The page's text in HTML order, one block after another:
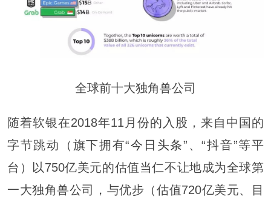
全球前十大独角兽公司
随着软银在2018年11月份的入股，来自中国的
字节跳动（旗下拥有“今日头条”、“抖音”等平
台）以750亿美元的估值当仁不让地成为全球第
一大独角兽公司，与优步（估值720亿美元、目